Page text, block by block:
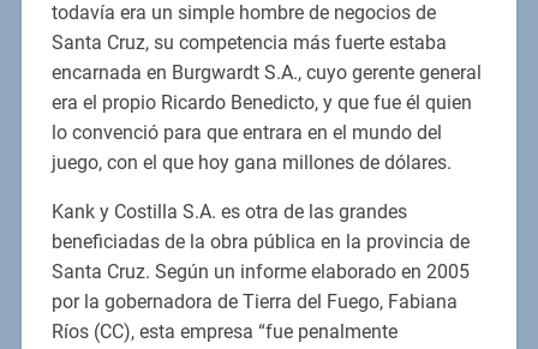
todavía era un simple hombre de negocios de
Santa Cruz, su competencia más fuerte estaba
encarnada en Burgwardt S.A., cuyo gerente general
era el propio Ricardo Benedicto, y que fue él quien
lo convenció para que entrara en el mundo del
juego, con el que hoy gana millones de dólares.
Kank y Costilla S.A. es otra de las grandes
beneficiadas de la obra pública en la provincia de
Santa Cruz. Según un informe elaborado en 2005
por la gobernadora de Tierra del Fuego, Fabiana
Ríos (CC), esta empresa “fue penalmente